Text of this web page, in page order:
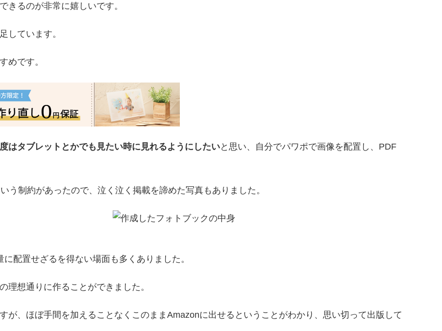
きるのが非常に嬉しいです。
しています。
めです。
はタブレットとかでも見たい時に見れるようにしたいと思い、自分でパワポで画像を配置し、PDF
う制約があったので、泣く泣く掲載を諦めた写真もありました。
配置せざるを得ない場面も多くありました。
理想通りに作ることができました。
が、ほぼ手間を加えることなくこのままAmazonに出せるということがわかり、思い切って出版して